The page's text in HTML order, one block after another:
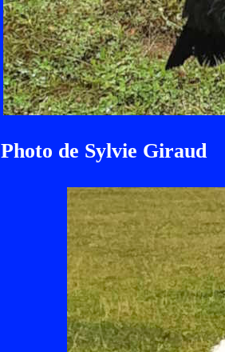
Photo de Sylvie Giraud